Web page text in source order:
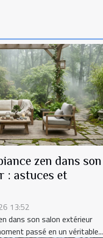
zen dans son
: astuces et
13:52
dans son salon extérieur
passé en un véritable...